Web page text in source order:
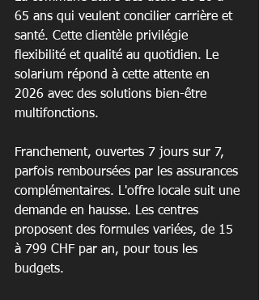
65 ans qui veulent concilier carrière et
santé. Cette clientèle privilégie
flexibilité et qualité au quotidien. Le
solarium répond à cette attente en
2026 avec des solutions bien-être
multifonctions.
Franchement, ouvertes 7 jours sur 7,
parfois remboursées par les assurances
complémentaires. L'offre locale suit une
demande en hausse. Les centres
proposent des formules variées, de 15
à 799 CHF par an, pour tous les
budgets.